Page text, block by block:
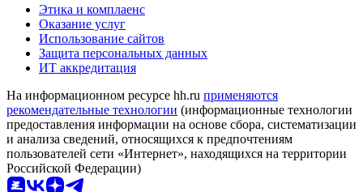
Этика и комплаенс
Оказание услуг
Использование сайтов
Защита персональных данных
ИТ аккредитация
На информационном ресурсе hh.ru применяются
рекомендательные технологии (информационные технологии
предоставления информации на основе сбора, систематизации
и анализа сведений, относящихся к предпочтениям
пользователей сети «Интернет», находящихся на территории
Российской Федерации)